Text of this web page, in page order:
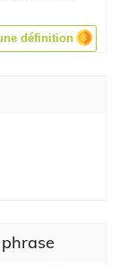
définition